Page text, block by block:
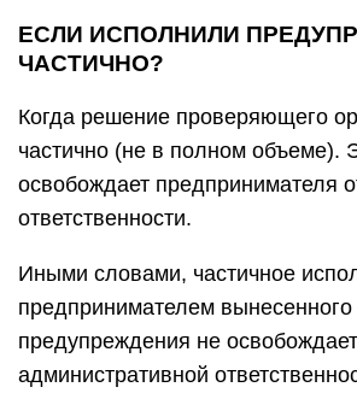
ЕСЛИ ИСПОЛНИЛИ
ЧАСТИЧНО?
Когда решение проверяющего
частично (не в полном объеме).
освобождает предпринимателя
ответственности.
Иными словами, частичное
предпринимателем
предупреждения не
административной